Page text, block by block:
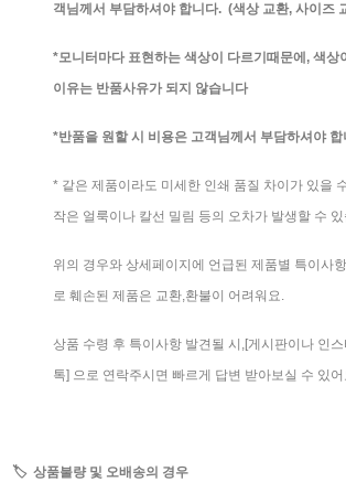
객님께서 부담하셔야 합니다. (색상 교환, 사이즈
*모니터마다 표현하는 색상이 다르기때문에, 색상
이유는 반품사유가 되지 않습니다
*반품을 원할 시 비용은 고객님께서 부담하셔야 합
* 같은 제품이라도 미세한 인쇄 품질 차이가 있을
작은 얼룩이나 칼선 밀림 등의 오차가 발생할 수
위의 경우와 상세페이지에 언급된 제품별 특이사항
로 훼손된 제품은 교환,환불이 어려워요.
상품 수령 후 특이사항 발견될 시,[게시판이나 인
톡] 으로 연락주시면 빠르게 답변 받아보실 수 있어
🏷 상품불량 및 오배송의 경우